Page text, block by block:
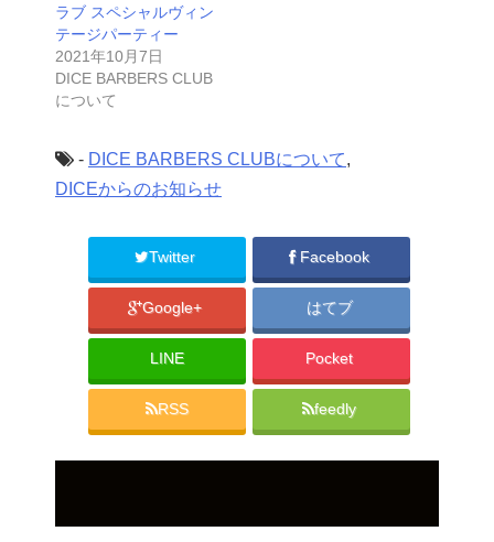
ラブ スペシャルヴィン
テージパーティー
2021年10月7日
DICE BARBERS CLUB
について
- DICE BARBERS CLUBについて,
DICEからのお知らせ
Twitter Facebook
Google+ はてブ
LINE Pocket
RSS feedly